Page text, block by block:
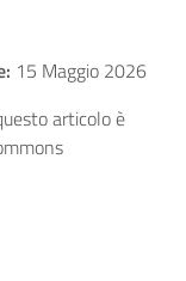
15 Maggio 2026
articolo è